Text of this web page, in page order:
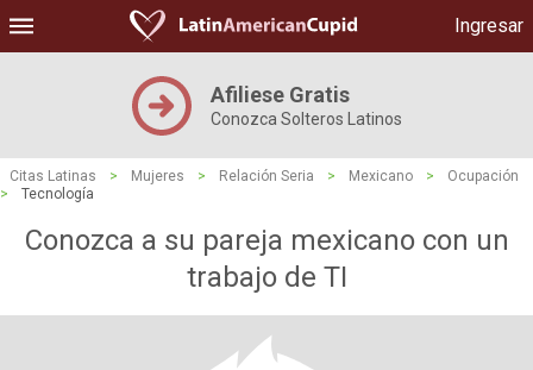
Ingresar
Afiliese Gratis
Conozca Solteros Latinos
Citas Latinas > Mujeres > Relación Seria > Mexicano >
Ocupación
>
Tecnología
Conozca a su pareja mexicano con un
trabajo de TI